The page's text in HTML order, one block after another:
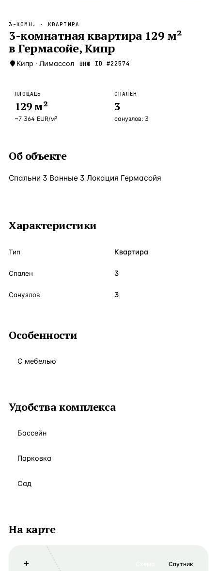
Новороссийск —Локация Россия · 2
Стамбул —Локация
Анталия
ЧАСТО ИЩУТ
Турция
3-КОМН. · КВАРТИРА
3-комнатная квартира 129 м²
в Гермасойе, Кипр
Кипр · Лимассол ВНЖ ID #22574
ПЛОЩАДЬ
129м²
~7 364 EUR/м²
СПАЛЕН
3
санузлов: 3
Об объекте
Спальни 3 Ванные 3 Локация Гермасойя
Характеристики
Тип Квартира
Спален 3
Санузлов 3
Особенности
С мебелью
Удобства комплекса
Бассейн
Парковка
Сад
На карте
+
Спутник